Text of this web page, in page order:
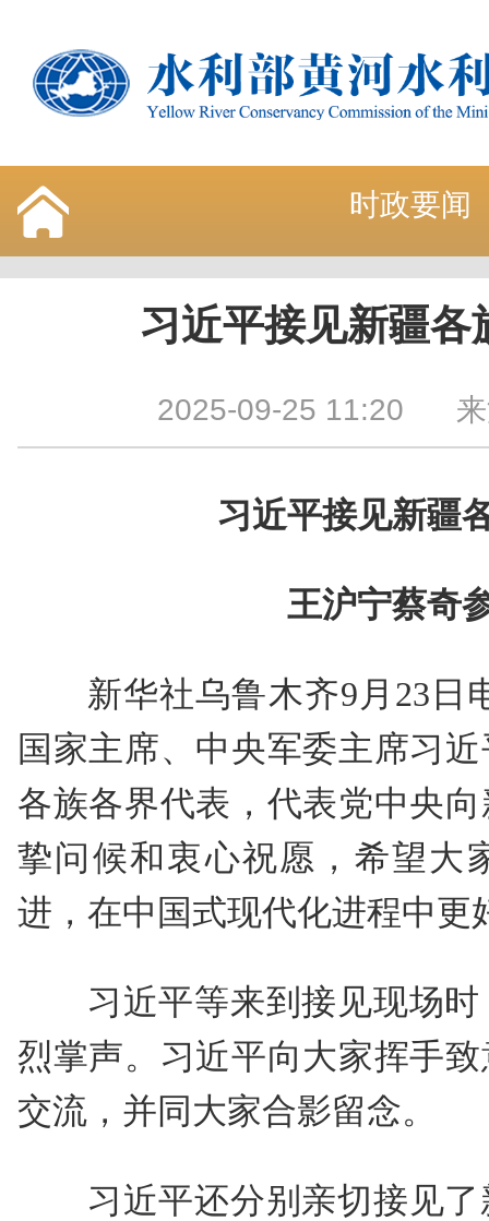
时政要闻
习近平接见新疆各
2025-09-25 11:20 来
习近平接见新疆
王沪宁蔡奇
新华社乌鲁木齐9月23日
国家主席、中央军委主席习
各族各界代表，代表党中央
挚问候和衷心祝愿，希望大
进，在中国式现代化进程中更
习近平等来到接见现场
烈掌声。习近平向大家挥手
交流，并同大家合影留念。
习近平还分别亲切接见